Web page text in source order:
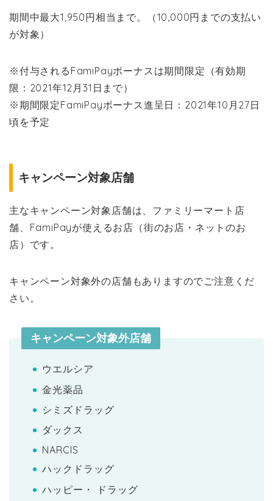
期間中最大1,950円相当まで。（10,000円までの支払い
が対象）
※付与されるFamiPayボーナスは期間限定（有効期
限：2021年12月31日まで）
※期間限定FamiPayボーナス進呈日：2021年10月27日
頃を予定
キャンペーン対象店舗
主なキャンペーン対象店舗は、ファミリーマート店
舗、FamiPayが使えるお店（街のお店・ネットのお
店）です。
キャンペーン対象外の店舗もありますのでご注意くだ
さい。
キャンペーン対象外店舗
ウエルシア
金光薬品
シミズドラッグ
ダックス
NARCIS
ハックドラッグ
ハッピー・ ドラッグ